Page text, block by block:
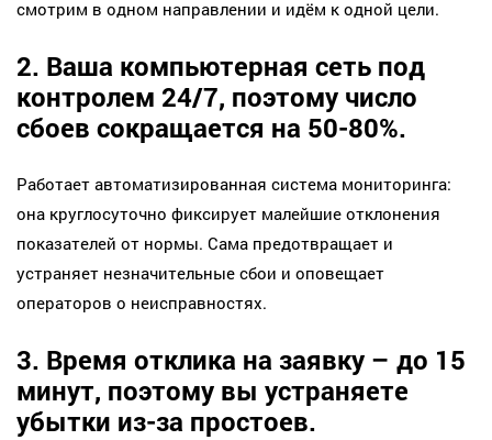
смотрим в одном направлении и идём к одной цели.
2. Ваша компьютерная сеть под
контролем 24/7, поэтому число
сбоев сокращается на 50-80%.
Работает автоматизированная система мониторинга:
она круглосуточно фиксирует малейшие отклонения
показателей от нормы. Сама предотвращает и
устраняет незначительные сбои и оповещает
операторов о неисправностях.
3. Время отклика на заявку – до 15
минут, поэтому вы устраняете
убытки из-за простоев.